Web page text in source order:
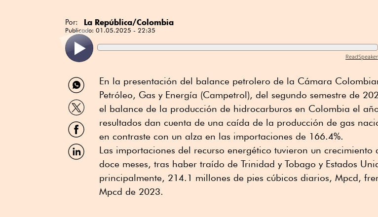
Por: La República/Colombia
Publicado: 01.05.2025 - 22:35
ReadSpeaker
Compartir
por
WhatsApp
Compartir
por
Twitter
Compartir
por
Facebook
Compartir
por
En la presentación del balance petrolero de la Cámara
Petróleo, Gas y Energía (Campetrol), del segundo semestre de
el balance de la producción de hidrocarburos en Colombia el
resultados dan cuenta de una caída de la producción de gas
en contraste con un alza en las importaciones de 166.4%.
Las importaciones del recurso energético tuvieron un crecimiento
doce meses, tras haber traído de Trinidad y Tobago y Estados
principalmente, 214.1 millones de pies cúbicos diarios, Mpcd,
Mpcd de 2023.